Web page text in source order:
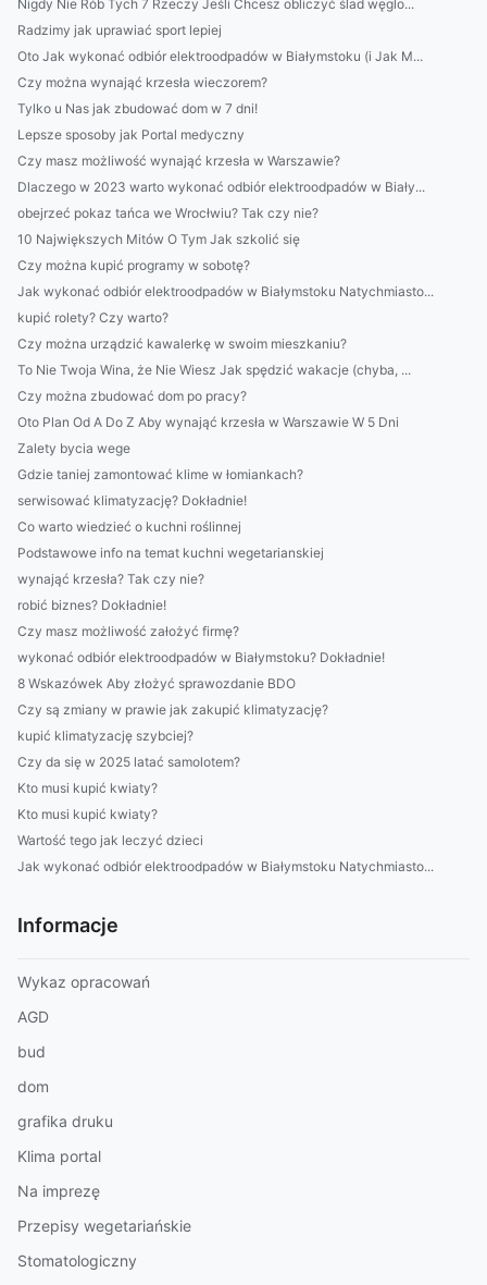
Nigdy Nie Rób Tych 7 Rzeczy Jeśli Chcesz obliczyć ślad węglo...
Radzimy jak uprawiać sport lepiej
Oto Jak wykonać odbiór elektroodpadów w Białymstoku (i Jak M...
Czy można wynająć krzesła wieczorem?
Tylko u Nas jak zbudować dom w 7 dni!
Lepsze sposoby jak Portal medyczny
Czy masz możliwość wynająć krzesła w Warszawie?
Dlaczego w 2023 warto wykonać odbiór elektroodpadów w Biały...
obejrzeć pokaz tańca we Wrocłwiu? Tak czy nie?
10 Największych Mitów O Tym Jak szkolić się
Czy można kupić programy w sobotę?
Jak wykonać odbiór elektroodpadów w Białymstoku Natychmiasto...
kupić rolety? Czy warto?
Czy można urządzić kawalerkę w swoim mieszkaniu?
To Nie Twoja Wina, że Nie Wiesz Jak spędzić wakacje (chyba, ...
Czy można zbudować dom po pracy?
Oto Plan Od A Do Z Aby wynająć krzesła w Warszawie W 5 Dni
Zalety bycia wege
Gdzie taniej zamontować klime w łomiankach?
serwisować klimatyzację? Dokładnie!
Co warto wiedzieć o kuchni roślinnej
Podstawowe info na temat kuchni wegetarianskiej
wynająć krzesła? Tak czy nie?
robić biznes? Dokładnie!
Czy masz możliwość założyć firmę?
wykonać odbiór elektroodpadów w Białymstoku? Dokładnie!
8 Wskazówek Aby złożyć sprawozdanie BDO
Czy są zmiany w prawie jak zakupić klimatyzację?
kupić klimatyzację szybciej?
Czy da się w 2025 latać samolotem?
Kto musi kupić kwiaty?
Kto musi kupić kwiaty?
Wartość tego jak leczyć dzieci
Jak wykonać odbiór elektroodpadów w Białymstoku Natychmiasto...
Informacje
Wykaz opracowań
AGD
bud
dom
grafika druku
Klima portal
Na imprezę
Przepisy wegetariańskie
Stomatologiczny